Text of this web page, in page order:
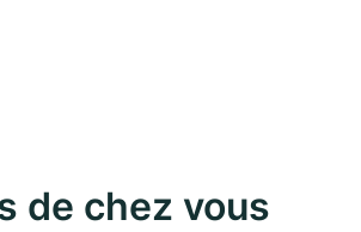
de chez vous